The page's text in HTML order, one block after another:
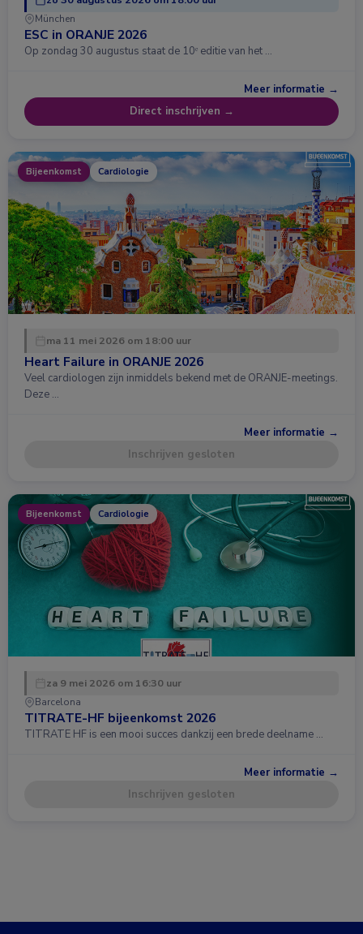
München
ESC in ORANJE 2026
Op zondag 30 augustus staat de 10ᵉ editie van het …
Meer informatie →
Direct inschrijven →
Bijeenkomst Cardiologie
ma 11 mei 2026 om 18:00 uur
Heart Failure in ORANJE 2026
Veel cardiologen zijn inmiddels bekend met de ORANJE-meetings.
Deze …
Meer informatie →
Inschrijven gesloten
Bijeenkomst Cardiologie
za 9 mei 2026 om 16:30 uur
Barcelona
TITRATE-HF bijeenkomst 2026
TITRATE HF is een mooi succes dankzij een brede deelname …
Meer informatie →
Inschrijven gesloten